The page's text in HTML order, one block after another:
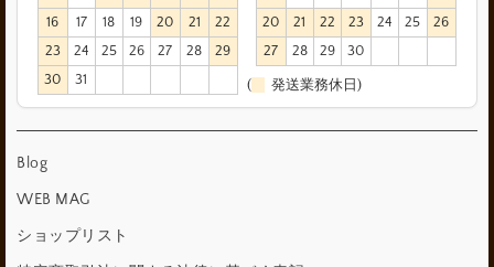
16
17 18 19 20 21
22
23
24 25 26 27 28
29
30
31
20
21 22 23 24 25
26
27
28 29 30
( 発送業務休日)
Blog
WEB MAG
ショップリスト